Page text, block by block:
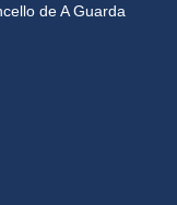
de A Guarda